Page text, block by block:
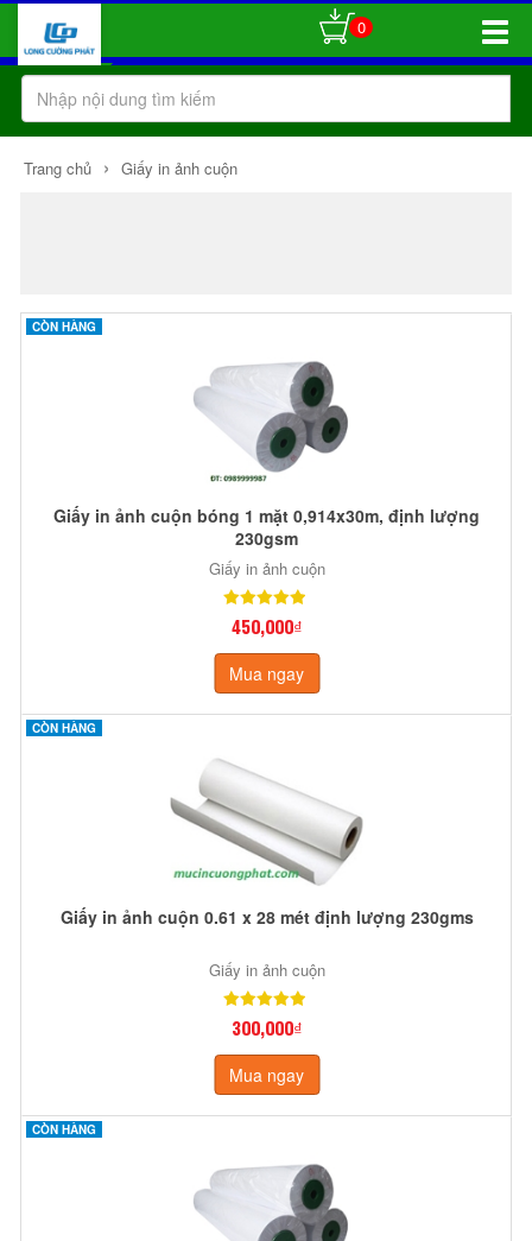
Toggle
0
Trang chủ › Giấy in ảnh cuộn
CÒN HÀNG
Giấy in ảnh cuộn bóng 1 mặt 0,914x30m, định lượng
230gsm
Giấy in ảnh cuộn
450,000₫
Mua ngay
CÒN HÀNG
Giấy in ảnh cuộn 0.61 x 28 mét định lượng 230gms
Giấy in ảnh cuộn
300,000₫
Mua ngay
CÒN HÀNG